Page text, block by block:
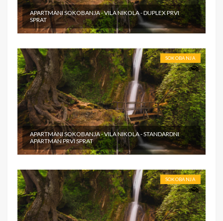
APARTMANI SOKOBANJA - VILA NIKOLA - DUPLEX PRVI
SPRAT
SOKOBANJA
APARTMANI SOKOBANJA - VILA NIKOLA - STANDARDNI
APARTMAN PRVI SPRAT
SOKOBANJA